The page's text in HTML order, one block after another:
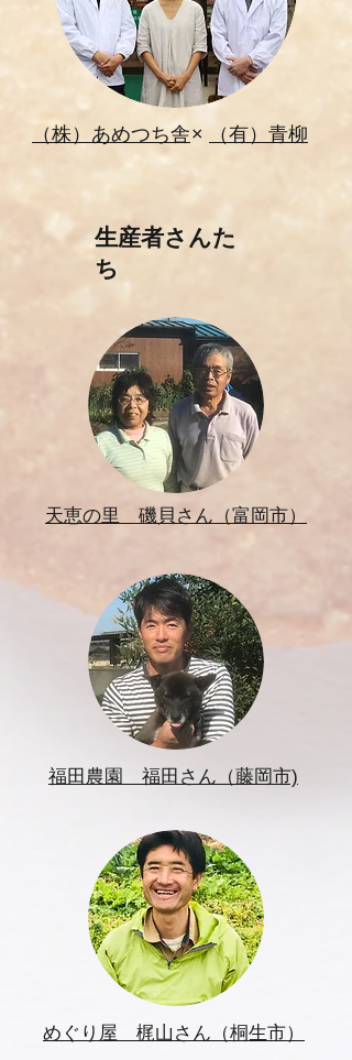
​（株）あめつち舎​× ​（有）青柳
​生産者さんた
ち
​天恵の里 磯貝さん（富岡市）
福田農園 福田さん（藤岡市)
​めぐり屋 梶山さん（桐生市）